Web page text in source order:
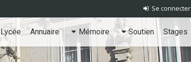
Se connecter
Lycée Annuaire Mémoire Soutien Stages